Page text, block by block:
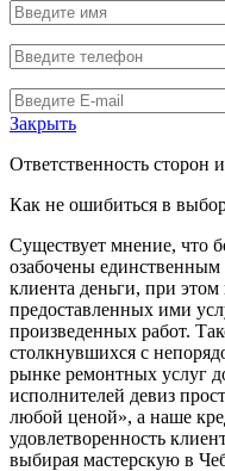
Закрыть
Ответственность сторон
Как не ошибиться в
Существует мнение, что
озабочены
клиента деньги, при этом
предоставленных ими
произведенных работ.
столкнувшихся с
рынке ремонтных услуг
исполнителей девиз
любой ценой», а наше
удовлетворенность
выбирая мастерскую в